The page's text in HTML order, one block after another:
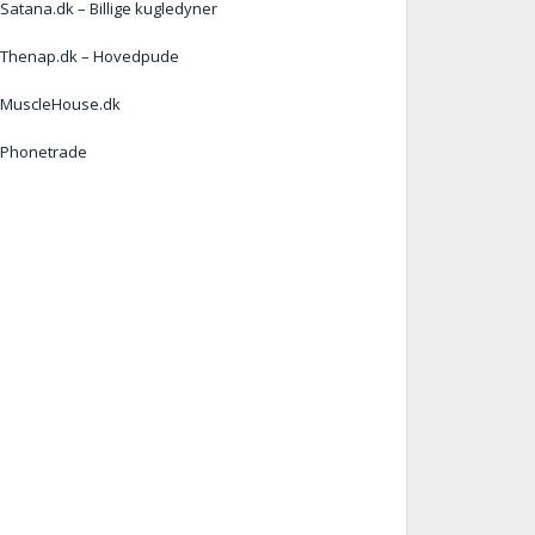
Satana.dk – Billige kugledyner
Thenap.dk – Hovedpude
MuscleHouse.dk
Phonetrade